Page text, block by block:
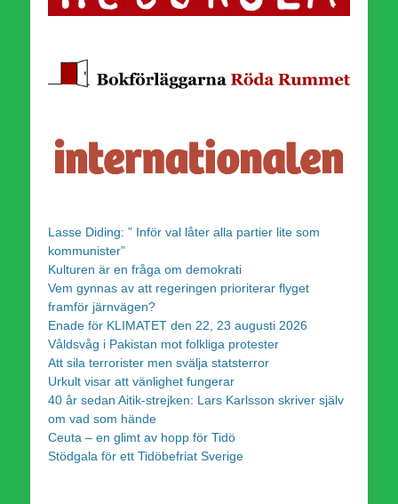
Lasse Diding: ” Inför val låter alla partier lite som
kommunister”
Kulturen är en fråga om demokrati
Vem gynnas av att regeringen prioriterar flyget
framför järnvägen?
Enade för KLIMATET den 22, 23 augusti 2026
Våldsvåg i Pakistan mot folkliga protester
Att sila terrorister men svälja statsterror
Urkult visar att vänlighet fungerar
40 år sedan Aitik-strejken: Lars Karlsson skriver själv
om vad som hände
Ceuta – en glimt av hopp för Tidö
Stödgala för ett Tidöbefriat Sverige